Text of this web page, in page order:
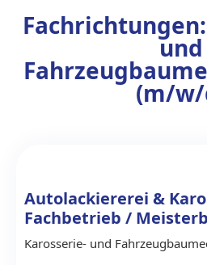
und
(m/
Autolackiererei &
Fachbetrieb /
Karosserie- und